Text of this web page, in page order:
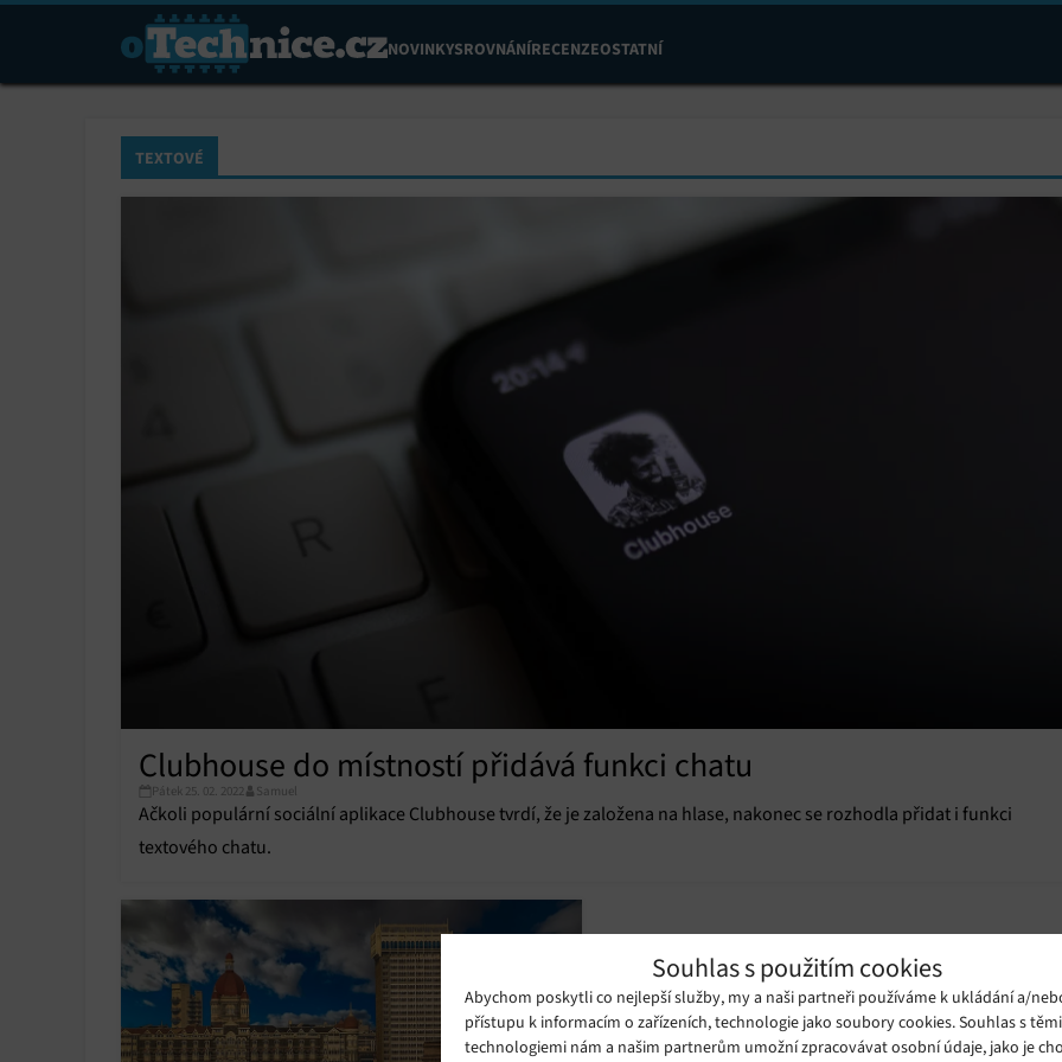
Souhlas s použitím cookies
Abychom poskytli co nejlepší služby, my a naši partneři používáme k ukládání a/
přístupu k informacím o zařízeních, technologie jako soubory cookies. Souhlas s
technologiemi nám a našim partnerům umožní zpracovávat osobní údaje, jako je
NOVINKYSROVNÁNÍRECENZEOSTATNÍ
TEXTOVÉ
Clubhouse do místností přidává funkci chatu
Pátek 25. 02. 2022 Samuel
Ačkoli populární sociální aplikace Clubhouse tvrdí, že je založena na hlase, nakonec se rozhodla přidat i funkci
textového chatu.